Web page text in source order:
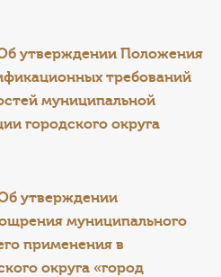
утверждении Положения
требований
муниципальной
городского округа
утверждении
муниципального
применения в
округа «город